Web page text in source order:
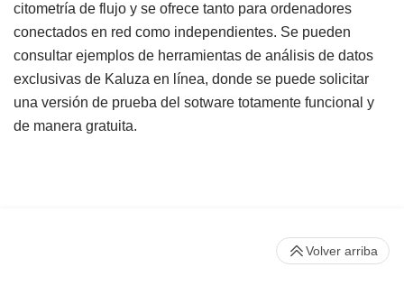
citometría de flujo y se ofrece tanto para ordenadores
conectados en red como independientes. Se pueden
consultar ejemplos de herramientas de análisis de datos
exclusivas de Kaluza en línea, donde se puede solicitar
una versión de prueba del sotware totamente funcional y
de manera gratuita.
Volver arriba